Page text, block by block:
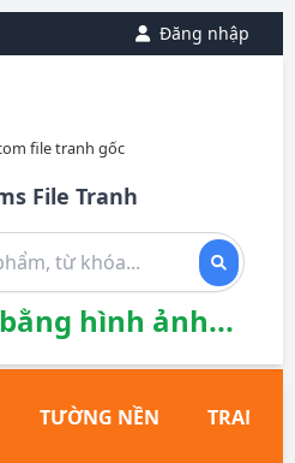
Đăng nhập
file tranh gốc
File Tranh
hình ảnh...
TƯỜNG NỀN TRANH